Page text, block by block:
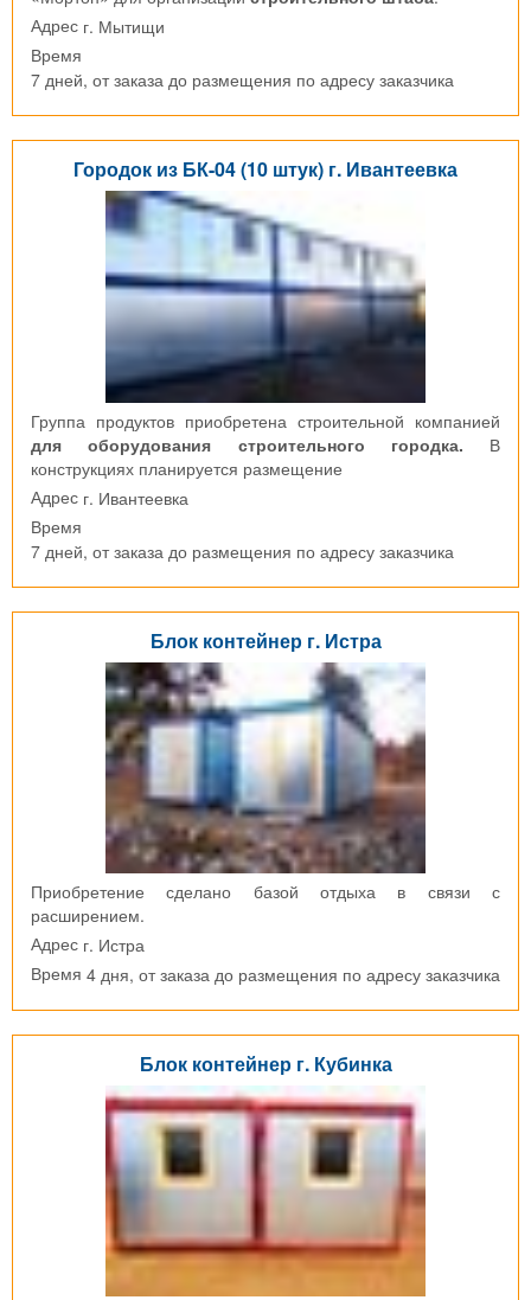
Адрес г. Мытищи
Время
7 дней, от заказа до размещения по адресу заказчика
Городок из БК-04 (10 штук) г. Ивантеевка
Группа продуктов приобретена строительной компанией
для оборудования строительного городка. В
конструкциях планируется размещение
Адрес г. Ивантеевка
Время
7 дней, от заказа до размещения по адресу заказчика
Блок контейнер г. Истра
Приобретение сделано базой отдыха в связи с
расширением.
Адрес г. Истра
Время 4 дня, от заказа до размещения по адресу заказчика
Блок контейнер г. Кубинка